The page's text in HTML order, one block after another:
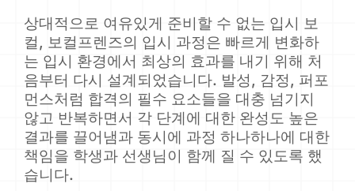
상대적으로 여유있게 준비할 수 없는 입시 보
컬, 보컬프렌즈의 입시 과정은 빠르게 변화하
는 입시 환경에서 최상의 효과를 내기 위해 처
음부터 다시 설계되었습니다. 발성, 감정, 퍼포
먼스처럼 합격의 필수 요소들을 대충 넘기지
않고 반복하면서 각 단계에 대한 완성도 높은
결과를 끌어냄과 동시에 과정 하나하나에 대한
책임을 학생과 선생님이 함께 질 수 있도록 했
습니다.